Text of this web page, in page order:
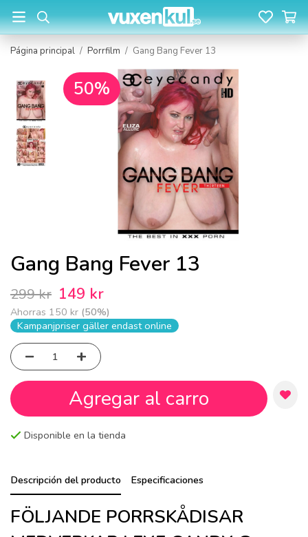
Página principal / Porrfilm / Gang Bang Fever 13
50%
Gang Bang Fever 13
299 kr 149 kr
Ahorras 150 kr (50%)
Kampanjpriser gäller endast online
Agregar al carro
Disponible en la tienda
Descripción del producto Especificaciones
FÖLJANDE PORRSKÅDISAR